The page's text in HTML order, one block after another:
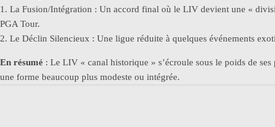
1. La Fusion/Intégration : Un accord final où le LIV devient une «
PGA Tour.
2. Le Déclin Silencieux : Une ligue réduite à quelques événements
En résumé : Le LIV « canal historique » s’écroule sous le poids de
une forme beaucoup plus modeste ou intégrée.